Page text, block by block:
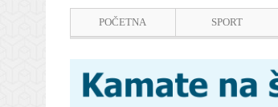
POČETNA SPORT